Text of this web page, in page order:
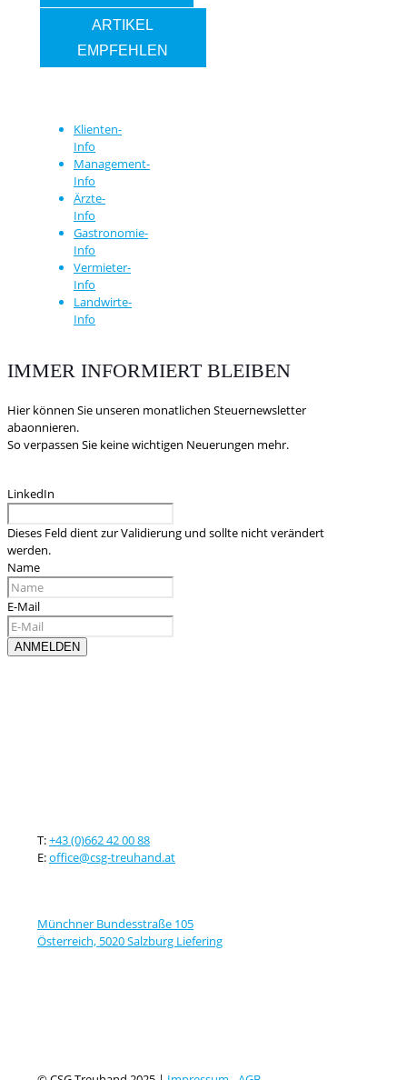
ARTIKEL
EMPFEHLEN
Klienten-
Info
Management-
Info
Ärzte-
Info
Gastronomie-
Info
Vermieter-
Info
Landwirte-
Info
IMMER INFORMIERT BLEIBEN
Hier können Sie unseren monatlichen Steuernewsletter
abaonnieren.
So verpassen Sie keine wichtigen Neuerungen mehr.
LinkedIn
Dieses Feld dient zur Validierung und sollte nicht verändert
werden.
Name
E-Mail
T:+43 (0)662 42 00 88
E:office@csg-treuhand.at
Münchner Bundesstraße 105
Österreich, 5020 Salzburg Liefering